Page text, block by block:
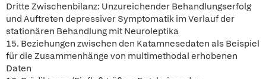
Dritte Zwischenbilanz: Unzureichender Behandlungserfolg
und Auftreten depressiver Symptomatik im Verlauf der
stationären Behandlung mit Neuroleptika
15. Beziehungen zwischen den Katamnesedaten als Beispiel
für die Zusammenhänge von multimethodal erhobenen
Daten